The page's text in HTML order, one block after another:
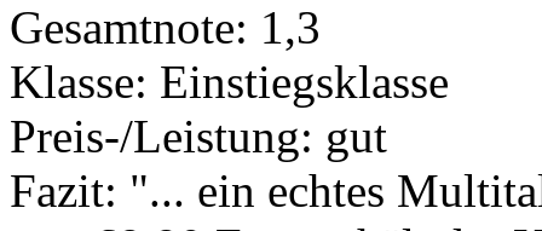
Gesamtnote: 1,3
Klasse: Einstiegsklasse
Preis-/Leistung: gut
Fazit: "... ein echtes